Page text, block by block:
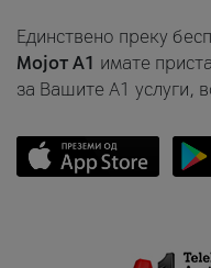
Единствено преку
Мојот A1 имате
за Вашите A1 услуги,